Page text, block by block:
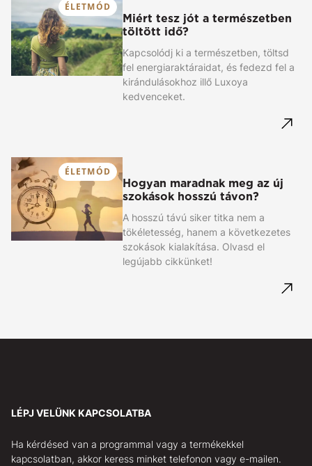
ÉLETMÓD
Miért tesz jót a természetben
töltött idő?
Kapcsolódj ki a természetben, töltsd
fel energiaraktáraidat, és fedezd fel a
kirándulásokhoz illő Luxoya
kedvenceket.
ÉLETMÓD
Hogyan maradnak meg az új
szokások hosszú távon?
A hosszú távú siker titka nem a
tökéletesség, hanem a következetes
szokások kialakítása. Olvasd el
legújabb cikkünket!
LÉPJ VELÜNK KAPCSOLATBA
Ha kérdésed van a programmal vagy a termékekkel
kapcsolatban, akkor keress minket telefonon vagy e-mailen.